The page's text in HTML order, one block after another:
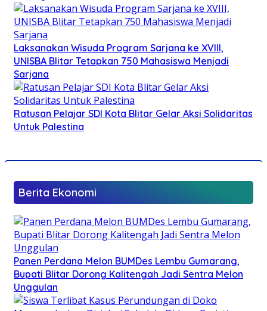
Laksanakan Wisuda Program Sarjana ke XVIII,
UNISBA Blitar Tetapkan 750 Mahasiswa Menjadi
Sarjana
Ratusan Pelajar SDI Kota Blitar Gelar Aksi Solidaritas
Untuk Palestina
Berita Ekonomi
Panen Perdana Melon BUMDes Lembu Gumarang,
Bupati Blitar Dorong Kalitengah Jadi Sentra Melon
Unggulan